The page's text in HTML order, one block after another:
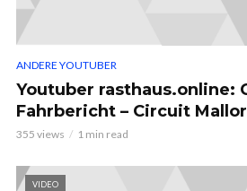
ANDERE YOUTUBER
Youtuber rasthaus.online:
Fahrbericht – Circuit
355 views 1 min read
VIDEO